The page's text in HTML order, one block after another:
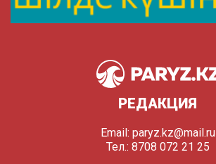
РЕДАКЦИЯ
Email: paryz.kz@mail.ru
Тел.: 8708 072 21 25